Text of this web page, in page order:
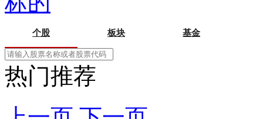
个股 板块 基金
热门推荐